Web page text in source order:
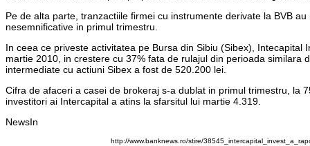
Pe de alta parte, tranzactiile firmei cu instrumente derivate la BVB
nesemnificative in primul trimestru.
In ceea ce priveste activitatea pe Bursa din Sibiu (Sibex),
martie 2010, in crestere cu 37% fata de rulajul din perioada
intermediate cu actiuni Sibex a fost de 520.200 lei.
Cifra de afaceri a casei de brokeraj s-a dublat in primul trimestru, la
investitori ai Intercapital a atins la sfarsitul lui martie 4.319.
NewsIn
http://www.banknews.ro/stire/